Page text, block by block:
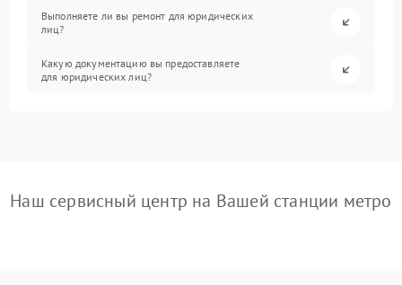
Выполняете ли вы ремонт для юридических
лиц?
Какую документацию вы предоставляете
для юридических лиц?
Наш сервисный центр на Вашей станции метро